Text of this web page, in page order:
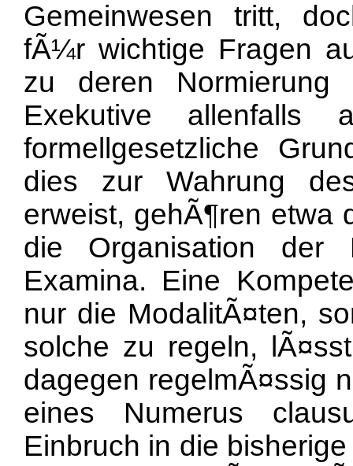
Gemeinwesen tritt,
fÃ¼r wichtige Fragen
zu deren Normierung
Exekutive allenfalls
formellgesetzliche
dies zur Wahrung
erweist, gehÃ¶ren etwa
die Organisation der
Examina. Eine
nur die ModalitÃ¤ten,
solche zu regeln,
dagegen regelmÃ¤ssig
eines Numerus
Einbruch in die